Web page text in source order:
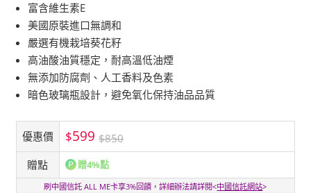
富含維生素E
美國原裝進口無調和
嚴選有機栽培葵花籽
高油酸油質穩定，耐高溫低油煙
無添加防腐劑、人工香料及色素
暗色玻璃瓶設計，避免氧化保持油品品質
優惠價 $599 $850
贈點
贈4%點
刷中國信託 ALL ME卡享3%回饋，詳細辦法請詳閱<中國信託網站>